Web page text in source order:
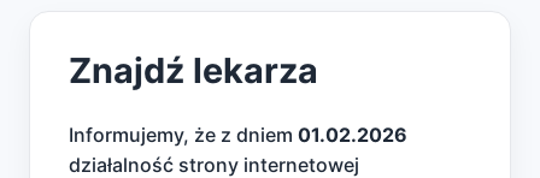
Znajdź lekarza
Informujemy, że z dniem 01.02.2026
działalność strony internetowej